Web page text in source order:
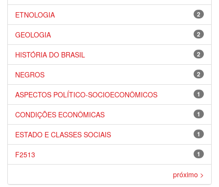
2
ETNOLOGIA
2
GEOLOGIA
2
HISTÓRIA DO BRASIL
2
NEGROS
1
ASPECTOS POLÍTICO-SOCIOECONÔMICOS
1
CONDIÇÕES ECONÔMICAS
1
ESTADO E CLASSES SOCIAIS
1
F2513
próximo >